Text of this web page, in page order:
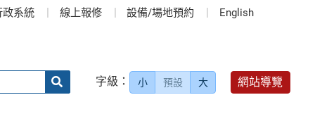
政系統 線上報修 設備/場地預約 English
字級： 小 預設 大 網站導覽